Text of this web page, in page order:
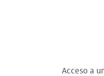
Acceso a